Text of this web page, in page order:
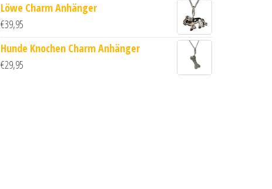
Löwe Charm Anhänger
€39,95
Hunde Knochen Charm Anhänger
€29,95